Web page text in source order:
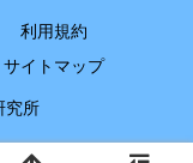
利用規約
サイトマップ
究所